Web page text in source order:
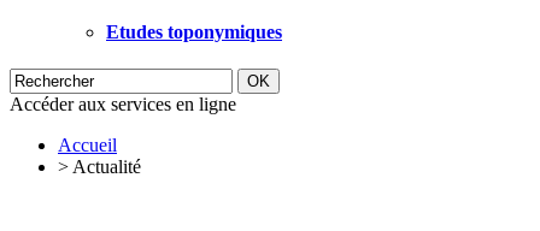
Etudes toponymiques
Accéder aux services en ligne
Accueil
> Actualité